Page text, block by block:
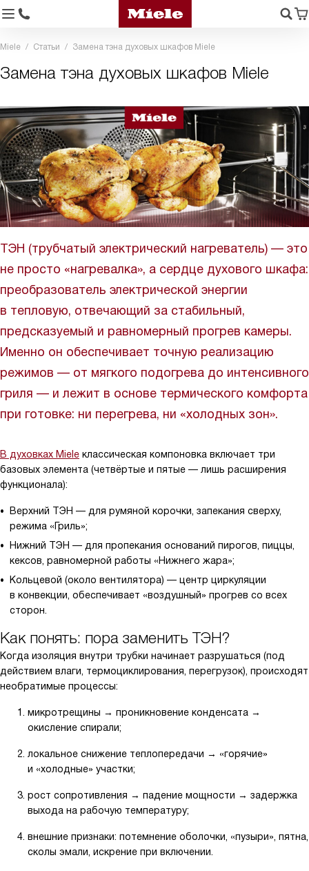
Miele Статьи Замена тэна духовых шкафов Miele
Замена тэна духовых шкафов Miele
ТЭН (трубчатый электрический нагреватель) — это
не просто «нагревалка», а сердце духового шкафа:
преобразователь электрической энергии
в тепловую, отвечающий за стабильный,
предсказуемый и равномерный прогрев камеры.
Именно он обеспечивает точную реализацию
режимов — от мягкого подогрева до интенсивного
гриля — и лежит в основе термического комфорта
при готовке: ни перегрева, ни «холодных зон».
В духовках Miele классическая компоновка включает три
базовых элемента (четвёртые и пятые — лишь расширения
функционала):
Верхний ТЭН — для румяной корочки, запекания сверху,
режима «Гриль»;
Нижний ТЭН — для пропекания оснований пирогов, пиццы,
кексов, равномерной работы «Нижнего жара»;
Кольцевой (около вентилятора) — центр циркуляции
в конвекции, обеспечивает «воздушный» прогрев со всех
сторон.
Как понять: пора заменить ТЭН?
Когда изоляция внутри трубки начинает разрушаться (под
действием влаги, термоциклирования, перегрузок), происходят
необратимые процессы:
микротрещины → проникновение конденсата →
окисление спирали;
локальное снижение теплопередачи → «горячие»
и «холодные» участки;
рост сопротивления → падение мощности → задержка
выхода на рабочую температуру;
внешние признаки: потемнение оболочки, «пузыри», пятна,
сколы эмали, искрение при включении.